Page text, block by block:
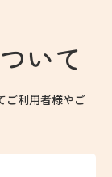
いて
ご利用者様やご